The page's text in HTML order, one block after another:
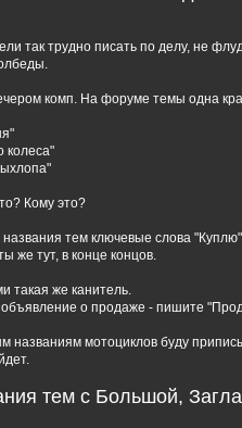
так трудно писать по делу, не
комп. На форуме темы одна
колеса"
Кому это?
тем ключевые слова
же тут, в конце концов.
такая же канитель.
объявление о продаже - пишите
названиям мотоциклов буду
тем с Большой,